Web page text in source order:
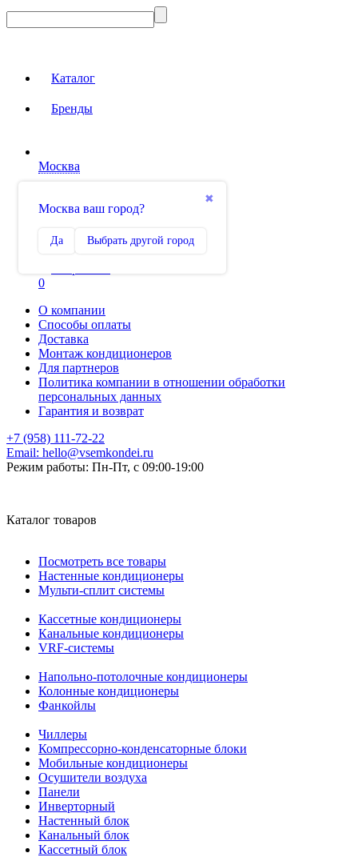
Каталог
Бренды
Москва
✖
Москва ваш город?
Да Выбрать другой город
Сравнение
0
О компании
Способы оплаты
Доставка
Монтаж кондиционеров
Для партнеров
Политика компании в отношении обработки
персональных данных
Гарантия и возврат
+7 (958) 111-72-22
Email: hello@vsemkondei.ru
Режим работы: Пн-Пт, с 09:00-19:00
Каталог товаров
Посмотреть все товары
Настенные кондиционеры
Мульти-сплит системы
Кассетные кондиционеры
Канальные кондиционеры
VRF-системы
Напольно-потолочные кондиционеры
Колонные кондиционеры
Фанкойлы
Чиллеры
Компрессорно-конденсаторные блоки
Мобильные кондиционеры
Осушители воздуха
Панели
Инверторный
Настенный блок
Канальный блок
Кассетный блок